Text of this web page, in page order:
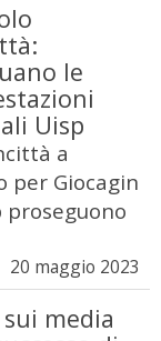
le
Uisp
a
per Giocagin
20 maggio 2023
sui media